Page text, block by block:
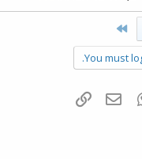
You must
WhatsAppדואר אלקטרוני